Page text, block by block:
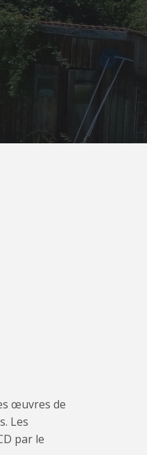
œuvres de
Les
par le